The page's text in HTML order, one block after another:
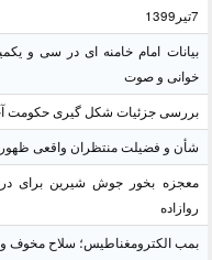
7تیر1399
بیانات امام خامنه ای در سی و
خوانی و صوت
بررسی جزئیات شکل گیری حکومت
شأن و فضیلت منتظران واقعی ظهور
معجزه بخور جوش شیرین برای
روازاده
بمب الکترومغناطیس؛ سلاح مخوف و